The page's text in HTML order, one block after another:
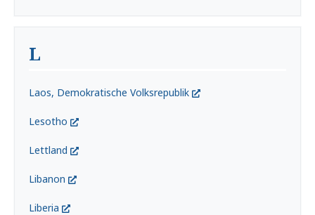
L
Laos, Demokratische Volksrepublik
Lesotho
Lettland
Libanon
Liberia